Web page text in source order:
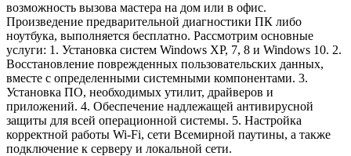
возможность вызова мастера на дом или в офис.
Произведение предварительной диагностики ПК либо
ноутбука, выполняется бесплатно. Рассмотрим основные
услуги: 1. Установка систем Windows XP, 7, 8 и Windows 10. 2.
Восстановление поврежденных пользовательских данных,
вместе с определенными системными компонентами. 3.
Установка ПО, необходимых утилит, драйверов и
приложений. 4. Обеспечение надлежащей антивирусной
защиты для всей операционной системы. 5. Настройка
корректной работы Wi-Fi, сети Всемирной паутины, а также
подключение к серверу и локальной сети.